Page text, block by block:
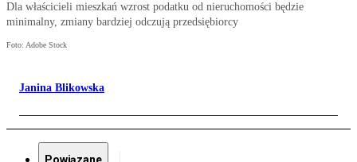
Dla właścicieli mieszkań wzrost podatku od nieruchomości będzie
minimalny, zmiany bardziej odczują przedsiębiorcy
Foto: Adobe Stock
Janina Blikowska